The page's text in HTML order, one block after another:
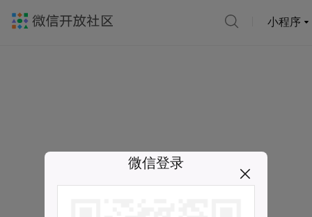
小程序
微信登录